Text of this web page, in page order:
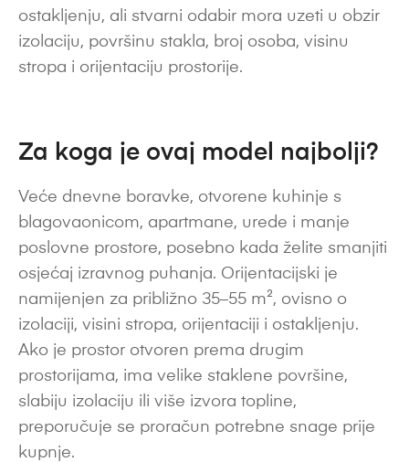
ostakljenju, ali stvarni odabir mora uzeti u obzir
izolaciju, površinu stakla, broj osoba, visinu
stropa i orijentaciju prostorije.
Za koga je ovaj model najbolji?
Veće dnevne boravke, otvorene kuhinje s
blagovaonicom, apartmane, urede i manje
poslovne prostore, posebno kada želite smanjiti
osjećaj izravnog puhanja. Orijentacijski je
namijenjen za približno 35–55 m², ovisno o
izolaciji, visini stropa, orijentaciji i ostakljenju.
Ako je prostor otvoren prema drugim
prostorijama, ima velike staklene površine,
slabiju izolaciju ili više izvora topline,
preporučuje se proračun potrebne snage prije
kupnje.